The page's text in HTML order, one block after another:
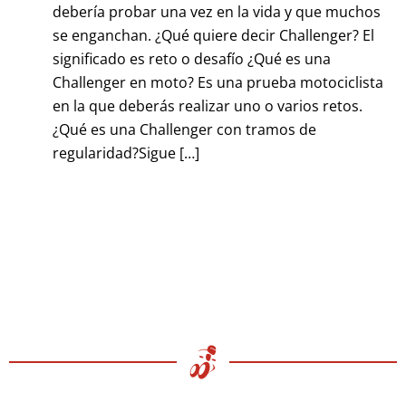
debería probar una vez en la vida y que muchos
se enganchan. ¿Qué quiere decir Challenger? El
significado es reto o desafío ¿Qué es una
Challenger en moto? Es una prueba motociclista
en la que deberás realizar uno o varios retos.
¿Qué es una Challenger con tramos de
regularidad?Sigue […]